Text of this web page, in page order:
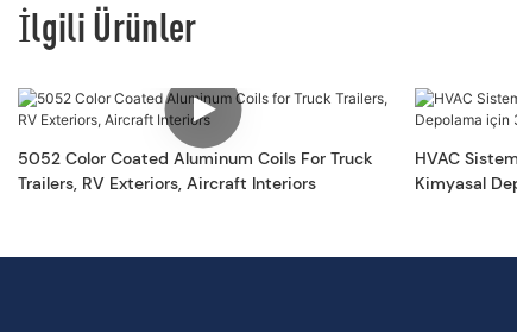
İlgili Ürünler
5052 Color Coated Aluminum Coils For Truck
Trailers, RV Exteriors, Aircraft Interiors
HVAC
Kimyasal